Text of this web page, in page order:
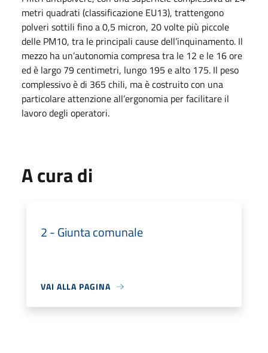
metri quadrati (classificazione EU13), trattengono
polveri sottili fino a 0,5 micron, 20 volte più piccole
delle PM10, tra le principali cause dell’inquinamento. Il
mezzo ha un’autonomia compresa tra le 12 e le 16 ore
ed è largo 79 centimetri, lungo 195 e alto 175. Il peso
complessivo è di 365 chili, ma è costruito con una
particolare attenzione all’ergonomia per facilitare il
lavoro degli operatori.
A cura di
2 - Giunta comunale
VAI ALLA PAGINA